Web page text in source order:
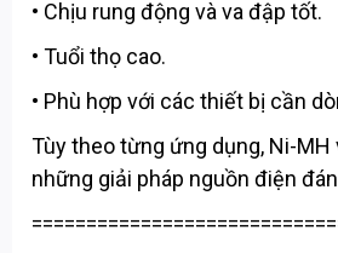
• Chịu rung động và va đập tốt.
• Tuổi thọ cao.
• Phù hợp với các thiết bị cần
Tùy theo từng ứng dụng, Ni-MH
những giải pháp nguồn điện